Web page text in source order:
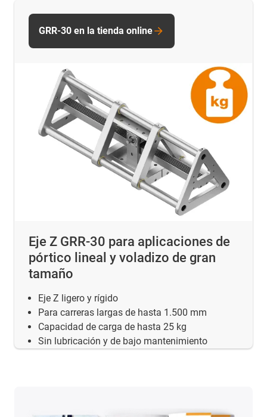
Eje Z GRR-30 para aplicaciones de
pórtico lineal y voladizo de gran
tamaño
Eje Z ligero y rígido
Para carreras largas de hasta 1.500 mm
Capacidad de carga de hasta 25 kg
Sin lubricación y de bajo mantenimiento
GRR-30 en la tienda online